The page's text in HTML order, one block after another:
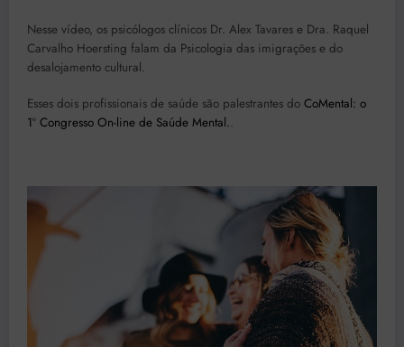
Nesse vídeo, os psicólogos clínicos Dr. Alex Tavares e Dra. Raquel
Carvalho Hoersting falam da Psicologia das imigrações e do
desalojamento cultural.
Esses dois profissionais de saúde são palestrantes do CoMental: o
1º Congresso On-line de Saúde Mental..